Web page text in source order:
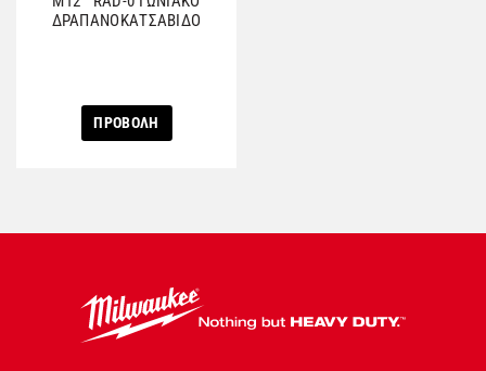
ΔΡΑΠΑΝΟΚΑΤΣΑΒΙΔΟ
ΠΡΟΒΟΛΗ